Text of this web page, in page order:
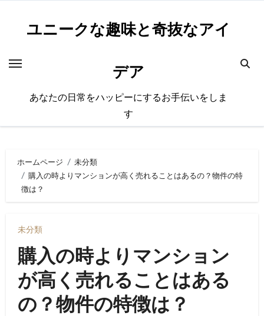
ユニークな趣味と奇抜なアイ
デア
あなたの日常をハッピーにするお手伝いをしま
す
ホームページ
未分類
購入の時よりマンションが高く売れることはあるの？物件の特
徴は？
未分類
購入の時よりマンション
が高く売れることはある
の？物件の特徴は？